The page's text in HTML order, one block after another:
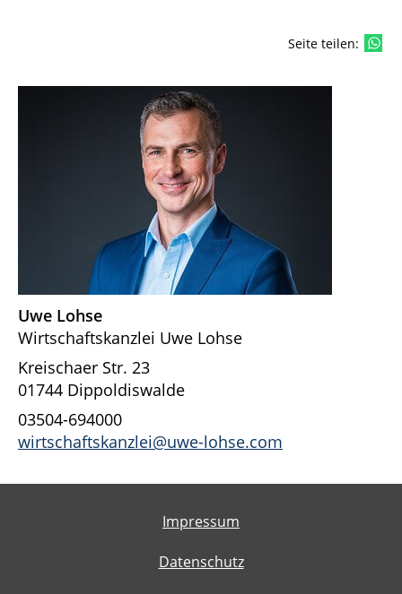
Seite teilen:
Uwe Lohse
Wirtschaftskanzlei Uwe Lohse
Kreischaer Str. 23
01744 Dippoldiswalde
03504-694000
wirtschaftskanzlei@uwe-lohse.com
Impressum
Datenschutz